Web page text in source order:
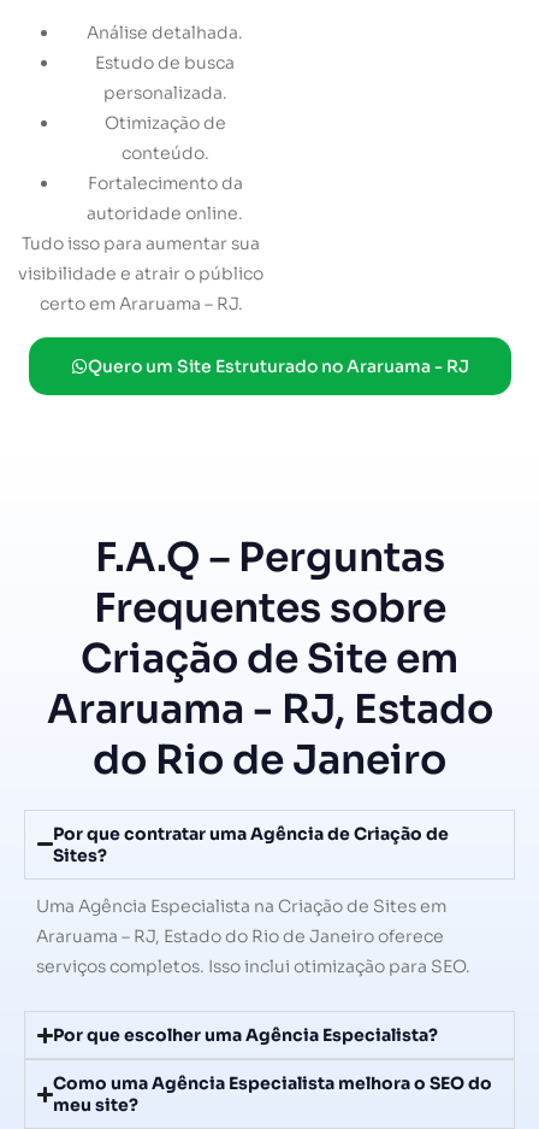
Análise detalhada.
Estudo de busca
personalizada.
Otimização de
conteúdo.
Fortalecimento da
autoridade online.
Tudo isso para aumentar sua
visibilidade e atrair o público
certo em Araruama – RJ.
Quero um Site Estruturado no Araruama - RJ
F.A.Q – Perguntas
Frequentes sobre
Criação de Site em
Araruama - RJ, Estado
do Rio de Janeiro
Por que contratar uma Agência de Criação de
Sites?
Uma Agência Especialista na Criação de Sites em
Araruama – RJ, Estado do Rio de Janeiro oferece
serviços completos. Isso inclui otimização para SEO.
Por que escolher uma Agência Especialista?
Como uma Agência Especialista melhora o SEO do
meu site?